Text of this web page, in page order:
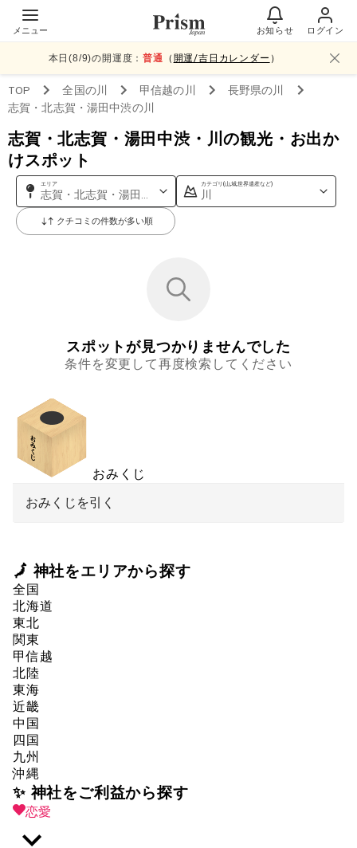
メニュー お知らせ ログイン
本日(8/9)の開運度：普通 （ 開運/吉日カレンダー ）
TOP 全国の川 甲信越の川 長野県の川
志賀・北志賀・湯田中渋の川
志賀・北志賀・湯田中渋・川の観光・お出か
けスポット
エリア
志賀・北志賀・湯田中渋
カテゴリ(山,城,世界遺産など)
川
クチコミの件数が多い順
スポットが見つかりませんでした
条件を変更して再度検索してください
おみくじ
おみくじを引く
🗾 神社をエリアから探す
全国
北海道
東北
関東
甲信越
北陸
東海
近畿
中国
四国
九州
沖縄
✨ 神社をご利益から探す
恋愛